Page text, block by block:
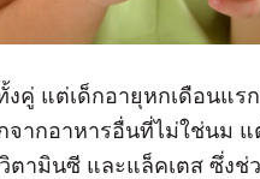
คู่ แต่เด็กอายุหกเดือนแร
จากอาหารอื่นที่ไม่ใช่นม แ
ามินซี และแล็คเตส ซึ่งช่